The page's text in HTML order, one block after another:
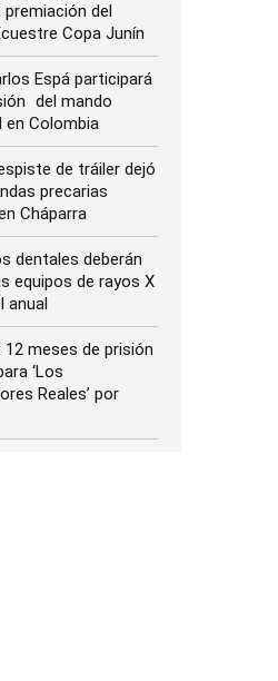
del
Copa Junín
Espá participará
del mando
en Colombia
de tráiler dejó
precarias
Cháparra
dentales deberán
equipos de rayos X
anual
meses de prisión
‘Los
Reales’ por